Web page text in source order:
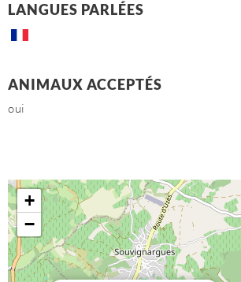
LANGUES PARLÉES
ANIMAUX ACCEPTÉS
oui
+
−